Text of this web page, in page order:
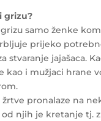
grizu?
samo ženke
prijeko
stvaranje jajašaca.
kao i mužjaci hrane
žrtve pronalaze na
od njih je kretanje tj.